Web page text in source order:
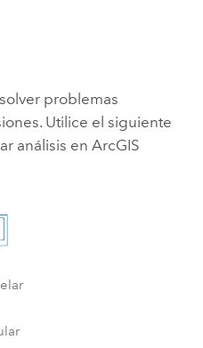
problemas
Utilice el siguiente
análisis en ArcGIS